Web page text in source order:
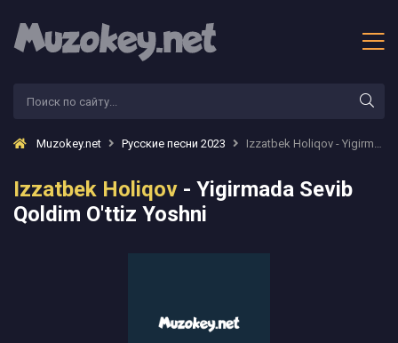
Muzokey.net Русские песни 2023 Izzatbek Holiqov - Yigirmada Sevib Qoldim O'ttiz Yoshni
Izzatbek Holiqov - Yigirmada Sevib
Qoldim O'ttiz Yoshni